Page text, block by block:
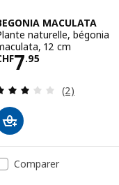
MACULATA
naturelle, bégonia
12 cm
7.95
CHF 7.95
Révision:
(2)
Comparer